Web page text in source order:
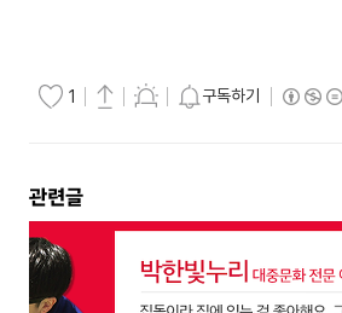
1 구독하기
관련글